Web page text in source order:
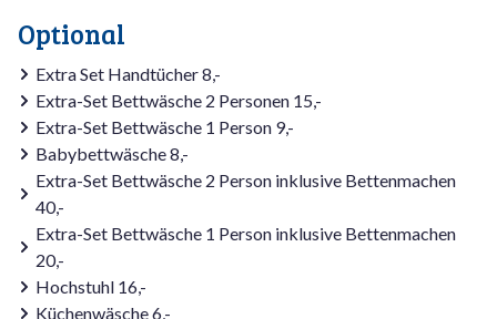
Optional
Extra Set Handtücher 8,-
Extra-Set Bettwäsche 2 Personen 15,-
Extra-Set Bettwäsche 1 Person 9,-
Babybettwäsche 8,-
Extra-Set Bettwäsche 2 Person inklusive Bettenmachen
40,-
Extra-Set Bettwäsche 1 Person inklusive Bettenmachen
20,-
Hochstuhl 16,-
Küchenwäsche 6,-